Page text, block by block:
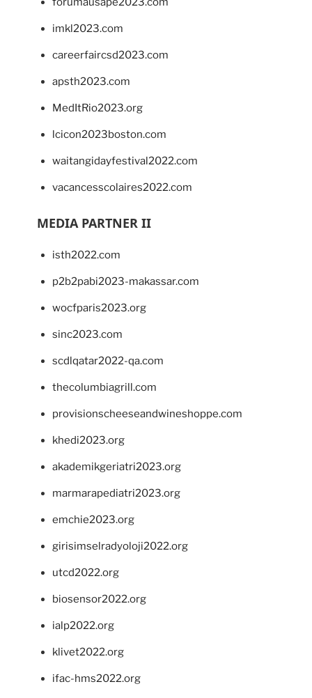
imkl2023.com
careerfaircsd2023.com
apsth2023.com
MedItRio2023.org
lcicon2023boston.com
waitangidayfestival2022.com
vacancesscolaires2022.com
MEDIA PARTNER II
isth2022.com
p2b2pabi2023-makassar.com
wocfparis2023.org
sinc2023.com
scdlqatar2022-qa.com
thecolumbiagrill.com
provisionscheeseandwineshoppe.com
khedi2023.org
akademikgeriatri2023.org
marmarapediatri2023.org
emchie2023.org
girisimselradyoloji2022.org
utcd2022.org
biosensor2022.org
ialp2022.org
klivet2022.org
ifac-hms2022.org